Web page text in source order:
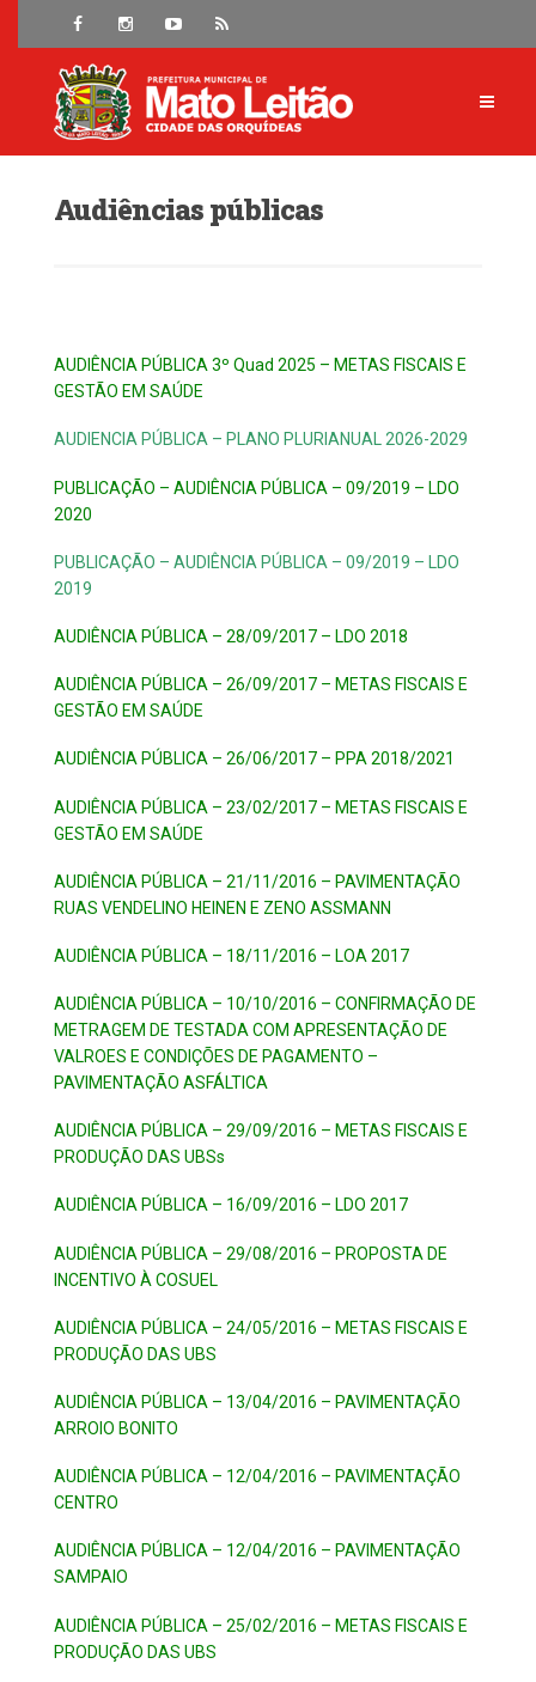
Audiências públicas
AUDIÊNCIA PÚBLICA 3º Quad 2025 – METAS FISCAIS E
GESTÃO EM SAÚDE
AUDIENCIA PÚBLICA – PLANO PLURIANUAL 2026-2029
PUBLICAÇÃO – AUDIÊNCIA PÚBLICA – 09/2019 – LDO
2020
PUBLICAÇÃO – AUDIÊNCIA PÚBLICA – 09/2019 – LDO
2019
AUDIÊNCIA PÚBLICA – 28/09/2017 – LDO 2018
AUDIÊNCIA PÚBLICA – 26/09/2017 – METAS FISCAIS E
GESTÃO EM SAÚDE
AUDIÊNCIA PÚBLICA – 26/06/2017 – PPA 2018/2021
AUDIÊNCIA PÚBLICA – 23/02/2017 – METAS FISCAIS E
GESTÃO EM SAÚDE
AUDIÊNCIA PÚBLICA – 21/11/2016 – PAVIMENTAÇÃO
RUAS VENDELINO HEINEN E ZENO ASSMANN
AUDIÊNCIA PÚBLICA – 18/11/2016 – LOA 2017
AUDIÊNCIA PÚBLICA – 10/10/2016 – CONFIRMAÇÃO DE
METRAGEM DE TESTADA COM APRESENTAÇÃO DE
VALROES E CONDIÇÕES DE PAGAMENTO –
PAVIMENTAÇÃO ASFÁLTICA
AUDIÊNCIA PÚBLICA – 29/09/2016 – METAS FISCAIS E
PRODUÇÃO DAS UBSs
AUDIÊNCIA PÚBLICA – 16/09/2016 – LDO 2017
AUDIÊNCIA PÚBLICA – 29/08/2016 – PROPOSTA DE
INCENTIVO À COSUEL
AUDIÊNCIA PÚBLICA – 24/05/2016 – METAS FISCAIS E
PRODUÇÃO DAS UBS
AUDIÊNCIA PÚBLICA – 13/04/2016 – PAVIMENTAÇÃO
ARROIO BONITO
AUDIÊNCIA PÚBLICA – 12/04/2016 – PAVIMENTAÇÃO
CENTRO
AUDIÊNCIA PÚBLICA – 12/04/2016 – PAVIMENTAÇÃO
SAMPAIO
AUDIÊNCIA PÚBLICA – 25/02/2016 – METAS FISCAIS E
PRODUÇÃO DAS UBS